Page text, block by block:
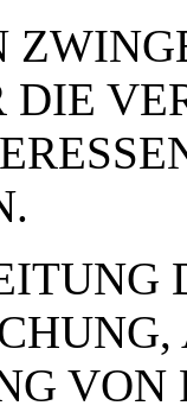
DIE
VON